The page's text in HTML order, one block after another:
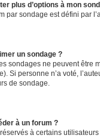
plus d’options à mon
par sondage est défini par
un sondage ?
sondages ne peuvent être
Si personne n’a voté,
de sondage.
à un forum ?
à certains